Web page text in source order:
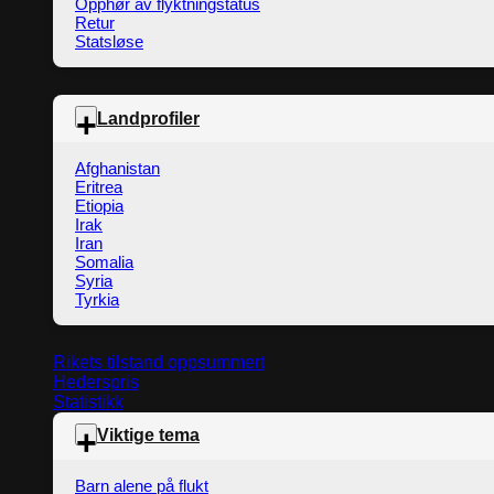
Opphør av flyktningstatus
Retur
Statsløse
Landprofiler
Afghanistan
Eritrea
Etiopia
Irak
Iran
Somalia
Syria
Tyrkia
Rikets tilstand oppsummert
Hederspris
Statistikk
Viktige tema
Barn alene på flukt